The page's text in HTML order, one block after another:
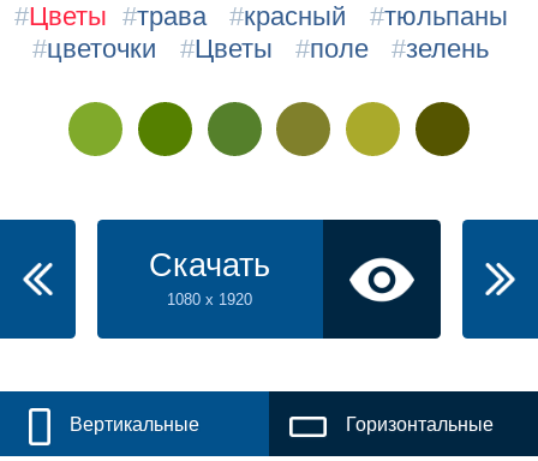
#Цветы #трава #красный #тюльпаны
#цветочки #Цветы #поле #зелень
Скачать
1080 x 1920
Вертикальные Горизонтальные